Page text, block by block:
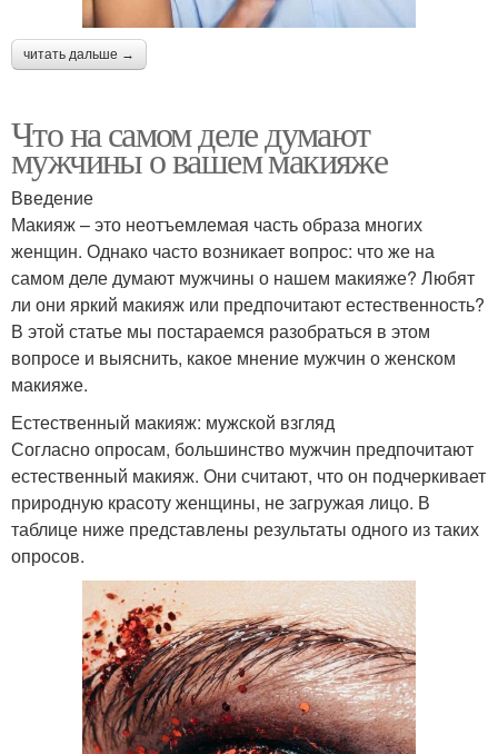
читать дальше →
Что на самом деле думают
мужчины о вашем макияже
Введение
Макияж – это неотъемлемая часть образа многих
женщин. Однако часто возникает вопрос: что же на
самом деле думают мужчины о нашем макияже? Любят
ли они яркий макияж или предпочитают естественность?
В этой статье мы постараемся разобраться в этом
вопросе и выяснить, какое мнение мужчин о женском
макияже.
Естественный макияж: мужской взгляд
Согласно опросам, большинство мужчин предпочитают
естественный макияж. Они считают, что он подчеркивает
природную красоту женщины, не загружая лицо. В
таблице ниже представлены результаты одного из таких
опросов.